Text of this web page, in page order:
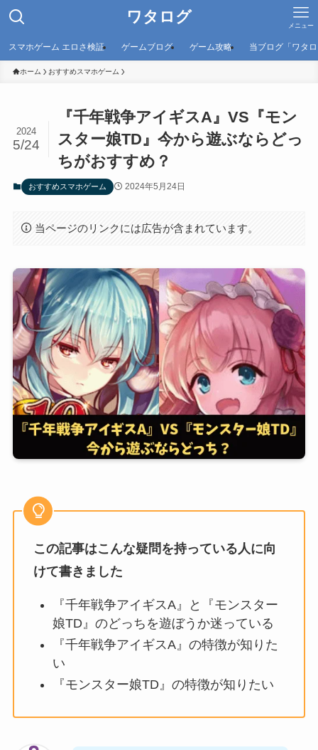
ワタログ メニュー
スマホゲーム エロさ検証 ゲームブログ ゲーム攻略 当ブログ「ワタ
ホーム おすすめスマホゲーム
『千年戦争アイギスA』VS『モン
スター娘TD』今から遊ぶならどっ
ちがおすすめ？
2024
5/24
おすすめスマホゲーム 2024年5月24日
当ページのリンクには広告が含まれています。
この記事はこんな疑問を持っている人に向
けて書きました
『千年戦争アイギスA』と『モンスター
娘TD』のどっちを遊ぼうか迷っている
『千年戦争アイギスA』の特徴が知りた
い
『モンスター娘TD』の特徴が知りたい